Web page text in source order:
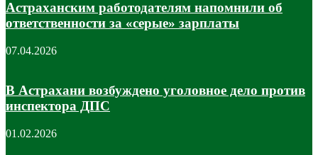
Астраханским работодателям напомнили об
ответственности за «серые» зарплаты
07.04.2026
В Астрахани возбуждено уголовное дело против
инспектора ДПС
01.02.2026